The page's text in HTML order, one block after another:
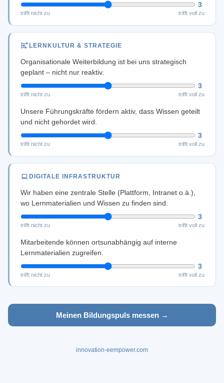
3
trifft nicht zu trifft voll zu
LERNKULTUR & STRATEGIE
Organisationale Weiterbildung ist bei uns strategisch
geplant – nicht nur reaktiv.
3
trifft nicht zu trifft voll zu
Unsere Führungskräfte fördern aktiv, dass Wissen geteilt
und nicht gehordet wird.
3
trifft nicht zu trifft voll zu
DIGITALE INFRASTRUKTUR
Wir haben eine zentrale Stelle (Plattform, Intranet o.ä.),
wo Lernmaterialien und Wissen zu finden sind.
3
trifft nicht zu trifft voll zu
Mitarbeitende können ortsunabhängig auf interne
Lernmaterialien zugreifen.
3
trifft nicht zu trifft voll zu
Meinen Bildungspuls messen →
innovation-eempower.com